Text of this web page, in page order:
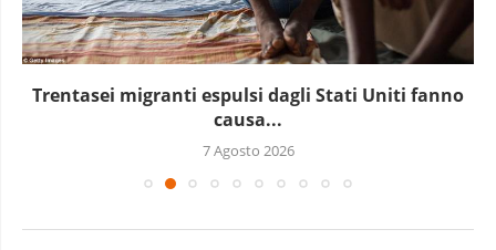
Marocco, la crescita non basta: l’analisi economica
dietro...
6 Agosto 2026